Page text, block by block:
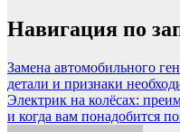
Навигация по
Замена автомобильного
детали и признаки
Электрик на колёсах:
и когда вам понадобится